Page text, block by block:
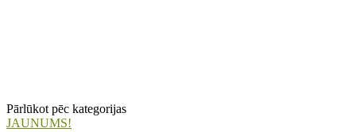
Pārlūkot pēc kategorijas
JAUNUMS!